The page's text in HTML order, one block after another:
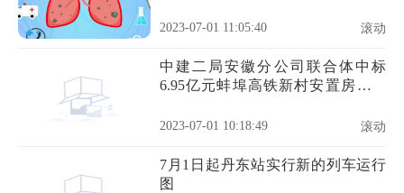
2023-07-01 11:05:40 滚动
中建二局安徽分公司联合体中标
6.95亿元蚌埠高铁新村安置房项目
2023-07-01 10:18:49 滚动
7月1日起丹东站实行新的列车运行
图